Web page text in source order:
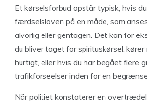
Et kørselsforbud opstår typisk, hvis
færdselsloven på en måde, som
alvorlig eller gentagen. Det kan for
du bliver taget for spirituskørsel,
hurtigt, eller hvis du har begået flere
trafikforseelser inden for en
Når politiet konstaterer en